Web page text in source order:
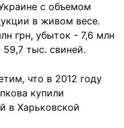
с объемом
в живом весе.
грн, убыток - 7,6 млн
59,7 тыс. свиней.
что в 2012 году
купили
в Харьковской